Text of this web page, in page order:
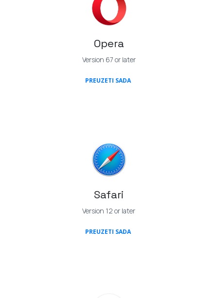
Opera
Version 67 or later
PREUZETI SADA(OPENS IN A NEW TAB)
Safari
Version 12 or later
PREUZETI SADA(OPENS IN A NEW TAB)